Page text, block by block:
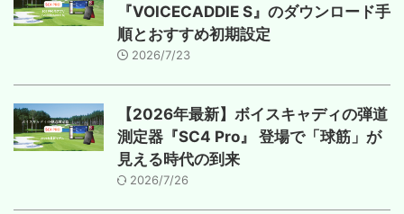
『VOICECADDIE S』のダウンロード手
順とおすすめ初期設定
2026/7/23
【2026年最新】ボイスキャディの弾道
測定器『SC4 Pro』 登場で「球筋」が
見える時代の到来
2026/7/26